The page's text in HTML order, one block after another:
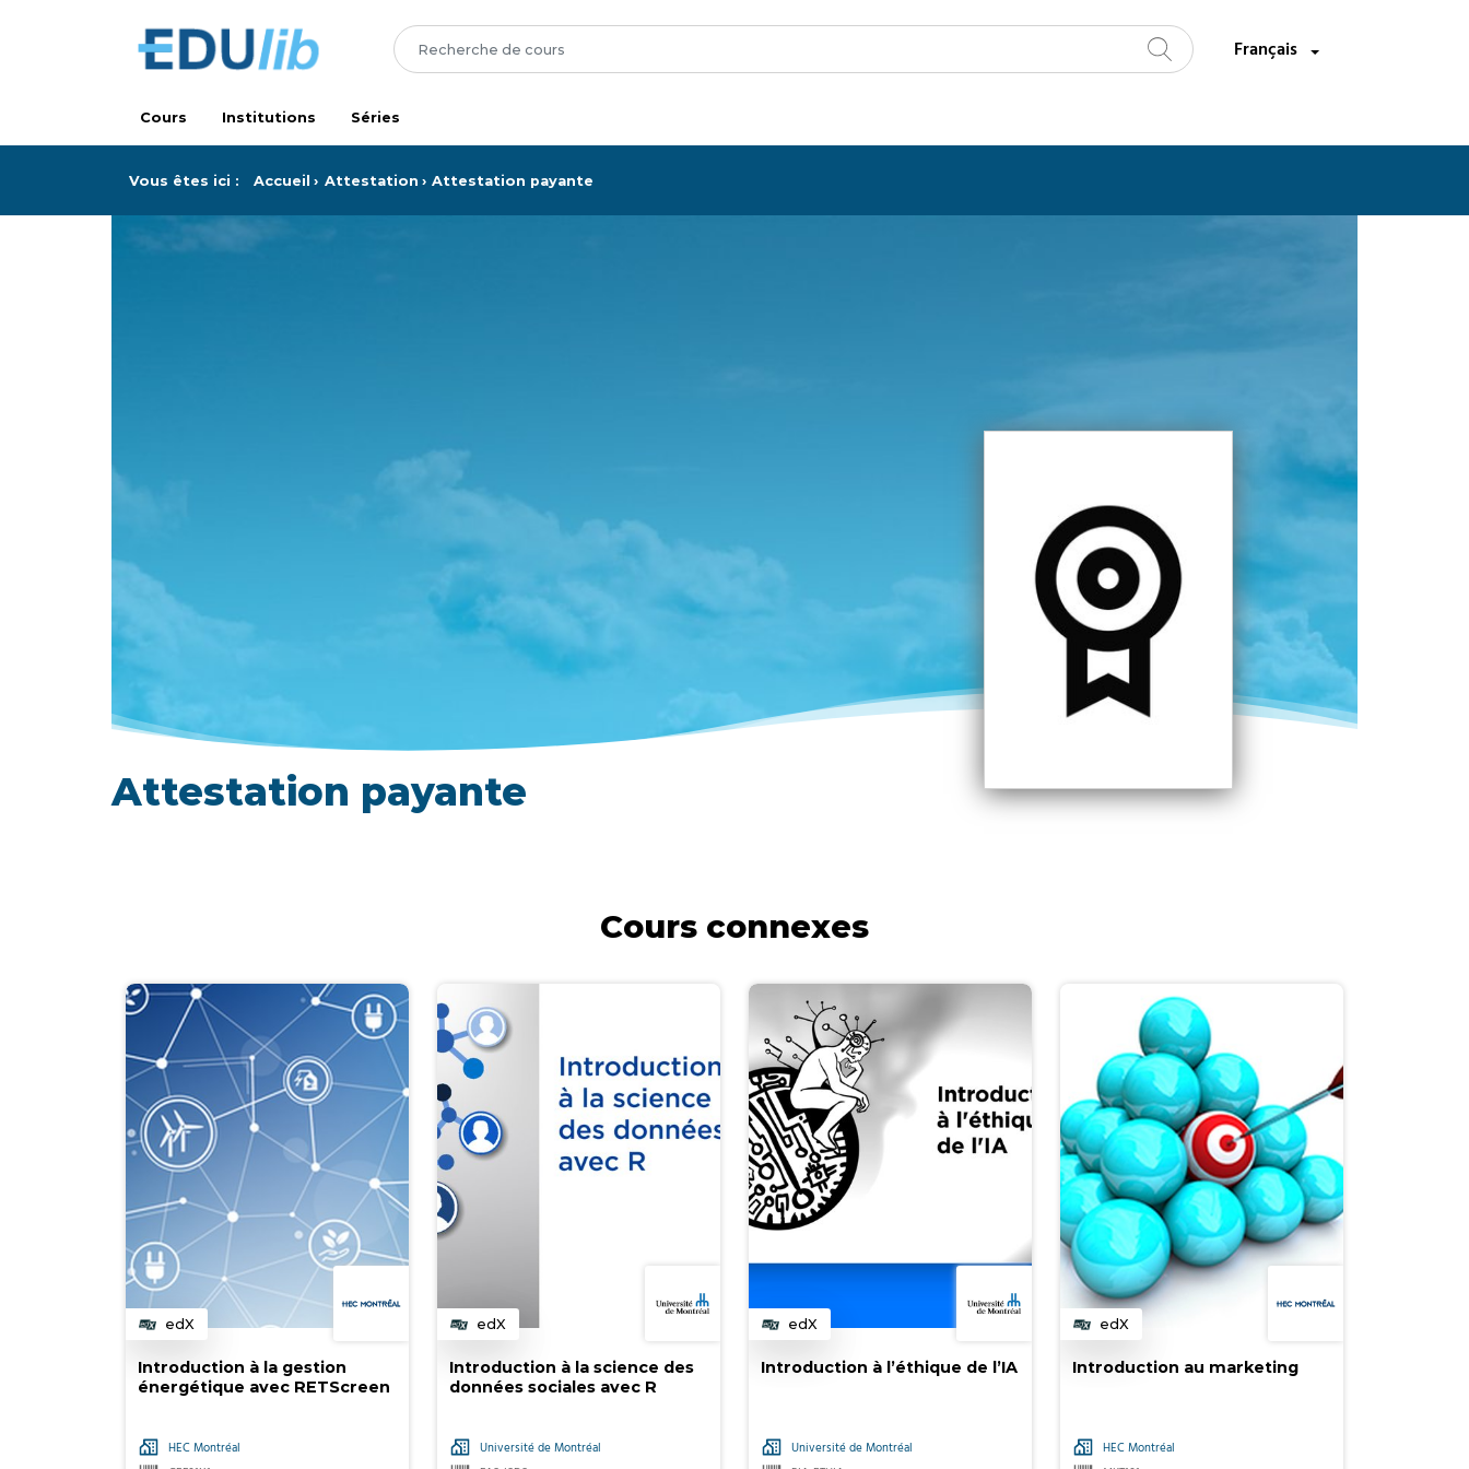
Recherche
Français
Cours Institutions Séries
Vous êtes ici : Accueil Attestation Attestation payante
Attestation payante
Cours connexes
Introduction à la gestion
énergétique avec RETScreen
HEC Montréal
Catégorie
edX
Introduction à la science des
données sociales avec R
Université de Montréal
Catégorie
edX
Introduction à l’éthique de l’IA
Université de Montréal
Catégorie
edX
Introduction au marketing
HEC Montréal
Catégorie
edX